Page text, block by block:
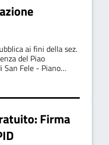
ai fini della sez.
del Piao
Fele - Piano
triennio
Firma